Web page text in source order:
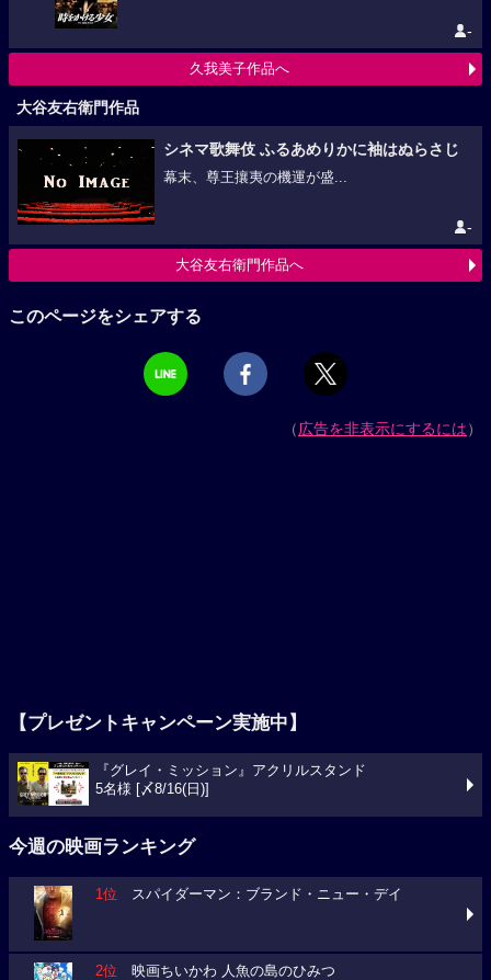
-
久我美子作品へ
大谷友右衛門作品
シネマ歌舞伎 ふるあめりかに袖はぬらさじ
幕末、尊王攘夷の機運が盛...
-
大谷友右衛門作品へ
このページをシェアする
（広告を非表示にするには）
【プレゼントキャンペーン実施中】
『グレイ・ミッション』アクリルスタンド
5名様 [〆8/16(日)]
今週の映画ランキング
1位 スパイダーマン：ブランド・ニュー・デイ
2位 映画ちいかわ 人魚の島のひみつ